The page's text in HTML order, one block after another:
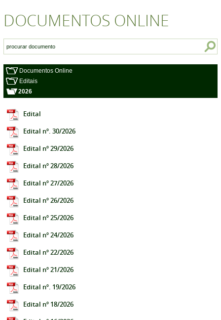
DOCUMENTOS ONLINE
Documentos Online
Editais
2026
Edital
Edital nº. 30/2026
Edital nº 29/2026
Edital nº 28/2026
Edital nº 27/2026
Edital nº 26/2026
Edital nº 25/2026
Edital nº 24/2026
Edital nº 22/2026
Edital nº 21/2026
Edital nº. 19/2026
Edital nº 18/2026